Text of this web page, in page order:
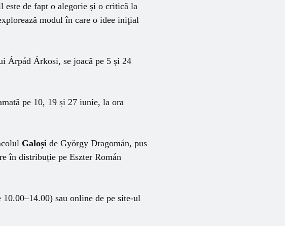
este de fapt o alegorie și o critică la
modul în care o idee iniţial
Árpád Árkosi, se joacă pe 5 și 24
pe 10, 19 și 27 iunie, la ora
Galoși de György Dragomán, pus
în distribuție pe Eszter Román
sau online de pe site-ul